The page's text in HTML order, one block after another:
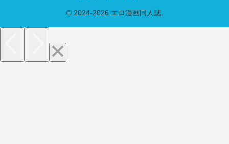
© 2024-2026 エロ漫画同人誌.